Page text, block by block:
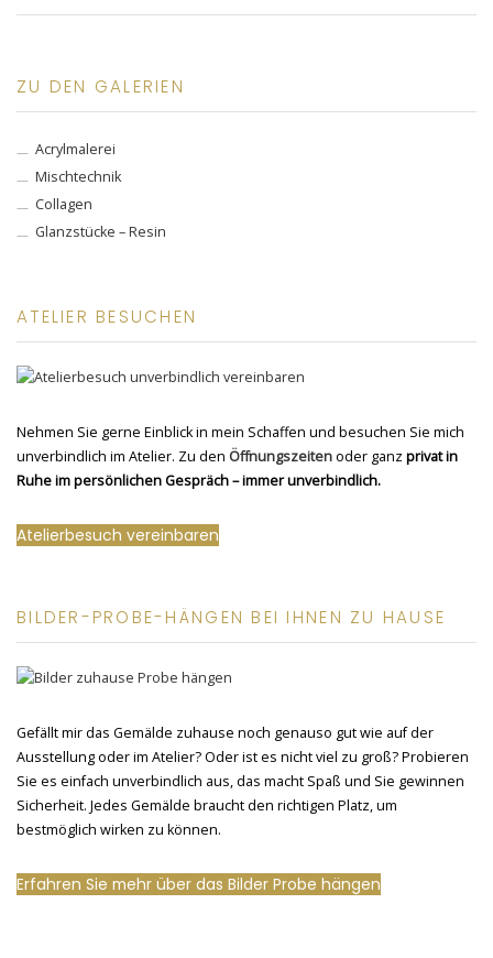
ZU DEN GALERIEN
Acrylmalerei
Mischtechnik
Collagen
Glanzstücke – Resin
ATELIER BESUCHEN
Nehmen Sie gerne Einblick in mein Schaffen und besuchen Sie mich
unverbindlich im Atelier. Zu den Öffnungszeitenoder ganz privat in
Ruhe im persönlichen Gespräch – immer unverbindlich.
Atelierbesuch vereinbaren
BILDER-PROBE-HÄNGEN BEI IHNEN ZU HAUSE
Gefällt mir das Gemälde zuhause noch genauso gut wie auf der
Ausstellung oder im Atelier? Oder ist es nicht viel zu groß? Probieren
Sie es einfach unverbindlich aus, das macht Spaß und Sie gewinnen
Sicherheit. Jedes Gemälde braucht den richtigen Platz, um
bestmöglich wirken zu können.
Erfahren Sie mehr über das Bilder Probe hängen